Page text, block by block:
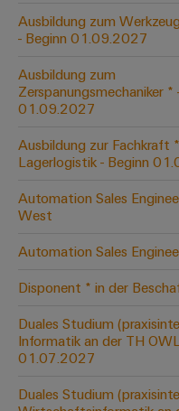
Schaltschrankbau
Moderne
und
digitale
für
klimafreundliche
im
Schiffbau
Verbindungslösungen
die
maritime
Industrie
&
PCB
Services
Equipment
(OEM)
AI
Access
&
Services
Industrial
Platform
easyConnect
Werkstatt
&
Ausbildung zum
- Beginn 01.09.2027
Ausbildung zum
Zerspanungsmechaniker *
01.09.2027
Ausbildung zur Fachkraft
Lagerlogistik - Beginn
Automation Sales
West
Automation Sales
Disponent * in der
Duales Studium
Informatik an der TH
01.07.2027
Duales Studium